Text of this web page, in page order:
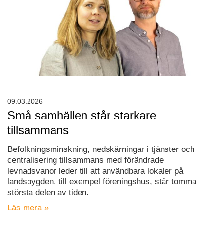
Små samhällen står starkare
tillsammans
Befolkningsminskning, nedskärningar i tjänster och
centralisering tillsammans med förändrade
levnadsvanor leder till att användbara lokaler på
landsbygden, till exempel föreningshus, står tomma
största delen av tiden.
Läs mera »
09.03.2026